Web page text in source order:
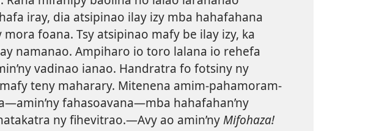
iray, dia atsipinao ilay izy mba hahafahana
mora foana. Tsy atsipinao mafy be ilay izy, ka
namanao. Ampiharo io toro lalana io rehefa
vadinao ianao. Handratra fo fotsiny ny
teny maharary. Mitenena amim-pahamoram-
fahasoavana—mba hahafahan’ny
ny fihevitrao.—Avy ao amin’nyMifohaza!